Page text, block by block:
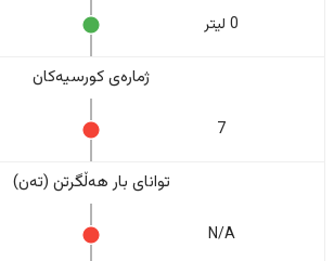
0 لیتر
ژمارەی کورسیەکان
7
تواناى بار هەڵگرتن (تەن)
N/A